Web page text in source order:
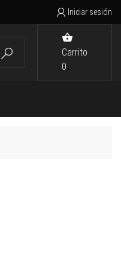
 Iniciar sesión


Carrito
0